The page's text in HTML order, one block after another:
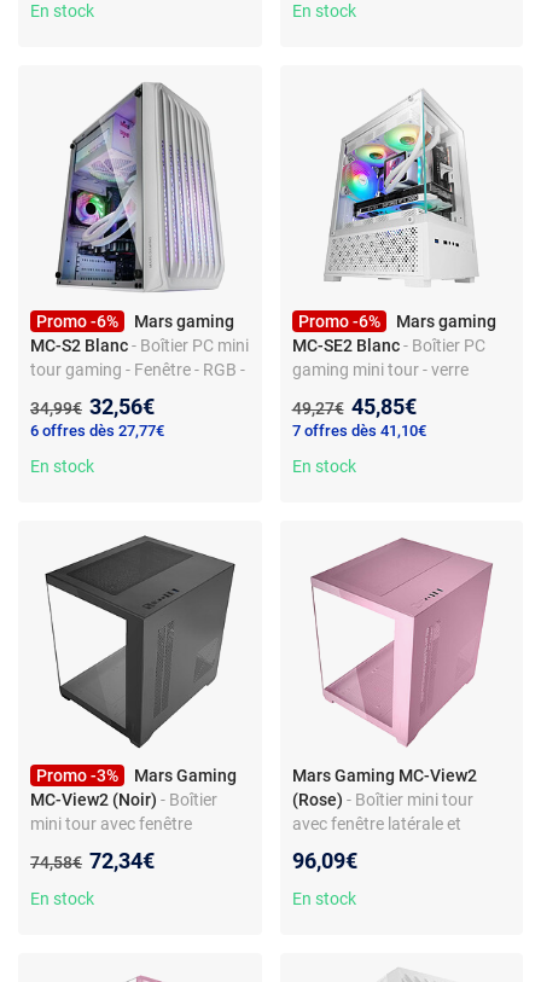
En stock En stock
Promo -6%
Mars gaming
MC-S2 Blanc- Boîtier PC mini
tour gaming - Fenêtre - RGB -
- Compatible watercooling
Ancien prix :
34,99€ Nouveau prix :
32,56€
6 offres dès 27,77€
En stock
Promo -6%
Mars gaming
MC-SE2 Blanc - Boîtier PC
gaming mini tour - verre
ATX/Mini ITX - USB 3.0
Ancien prix :
49,27€ Nouveau prix :
45,85€
7 offres dès 41,10€
En stock
Promo -3%
Mars Gaming
MC-View2 (Noir) - Boîtier
mini tour avec fenêtre
trempé
Ancien prix :
74,58€ Nouveau prix :
72,34€
En stock
Mars Gaming MC-View2
(Rose) - Boîtier mini tour
avec fenêtre latérale et
96,09€
En stock